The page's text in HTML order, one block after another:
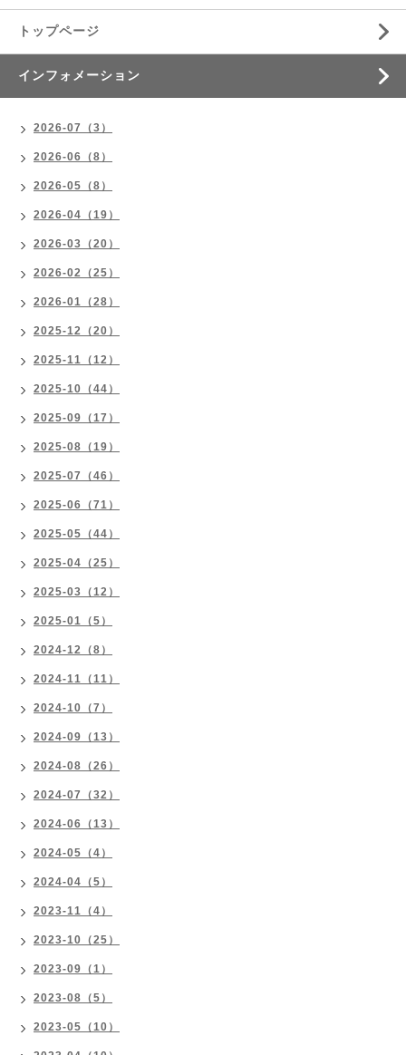
トップページ
インフォメーション
2026-07（3）
2026-06（8）
2026-05（8）
2026-04（19）
2026-03（20）
2026-02（25）
2026-01（28）
2025-12（20）
2025-11（12）
2025-10（44）
2025-09（17）
2025-08（19）
2025-07（46）
2025-06（71）
2025-05（44）
2025-04（25）
2025-03（12）
2025-01（5）
2024-12（8）
2024-11（11）
2024-10（7）
2024-09（13）
2024-08（26）
2024-07（32）
2024-06（13）
2024-05（4）
2024-04（5）
2023-11（4）
2023-10（25）
2023-09（1）
2023-08（5）
2023-05（10）